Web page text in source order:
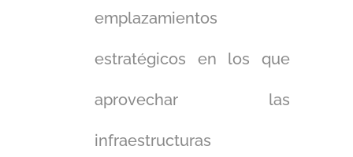
emplazamientos
estratégicos en los que
aprovechar las
infraestructuras